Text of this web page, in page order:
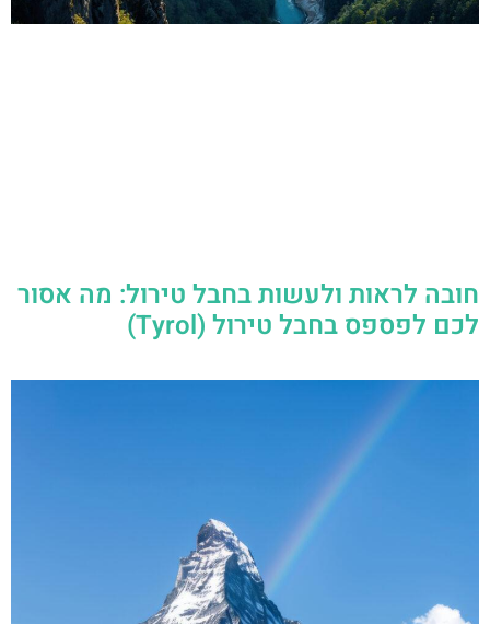
חובה לראות ולעשות בחבל טירול: מה אסור
לכם לפספס בחבל טירול (Tyrol)